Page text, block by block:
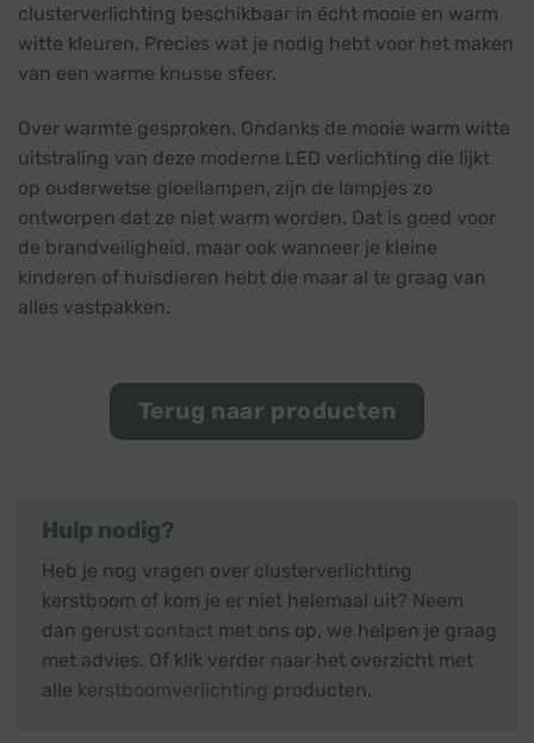
clusterverlichting beschikbaar in écht mooie en warm
witte kleuren. Precies wat je nodig hebt voor het maken
van een warme knusse sfeer.
Over warmte gesproken. Ondanks de mooie warm witte
uitstraling van deze moderne LED verlichting die lijkt
op ouderwetse gloeilampen, zijn de lampjes zo
ontworpen dat ze niet warm worden. Dat is goed voor
de brandveiligheid, maar ook wanneer je kleine
kinderen of huisdieren hebt die maar al te graag van
alles vastpakken.
Terug naar producten
Hulp nodig?
Heb je nog vragen over clusterverlichting
kerstboom of kom je er niet helemaal uit? Neem
dan gerust contact met ons op, we helpen je graag
met advies. Of klik verder naar het overzicht met
alle kerstboomverlichting producten.